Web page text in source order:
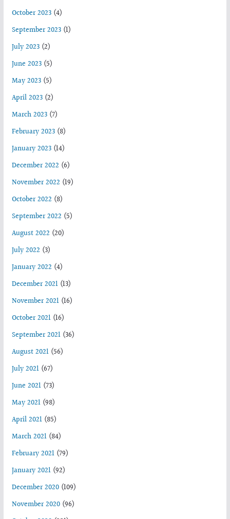
October 2023(4)
September 2023(1)
July 2023(2)
June 2023(5)
May 2023(5)
April 2023(2)
March 2023(7)
February 2023(8)
January 2023(14)
December 2022 (6)
November 2022 (19)
October 2022 (8)
September 2022 (5)
August 2022 (20)
July 2022 (3)
January 2022 (4)
December 2021(13)
November 2021(16)
October 2021(16)
September 2021(36)
August 2021(56)
July 2021(67)
June 2021(73)
May 2021(98)
April 2021(85)
March 2021(84)
February 2021(79)
January 2021(92)
December 2020(109)
November 2020(96)